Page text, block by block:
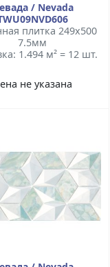
/ Nevada
плитка 249x500
7.5мм
1.494 м² = 12 шт.
не указана